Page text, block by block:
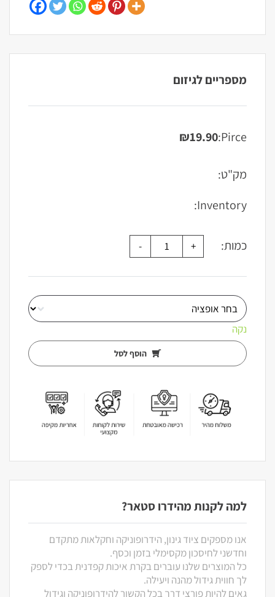
מספריים לגיזום
Pirce:
₪19.90
מק"ט:
Inventory:
כמות:
נקה
הוסף לסל
למה לקנות מהידרו סטאר?
אנו מספקים ציוד גינון, הידרופוניקה וחקלאות מתקדם
וחדשני לחיסכון מקסימלי בזמן וכסף.
כל המוצרים שלנו עוברים בקרת איכות קפדנית בכדי לספק
לך חווית גידול מהנה ויעילה.
גאים להיות פורצי דרך בכל הקשור להידרופוניקה וגידול